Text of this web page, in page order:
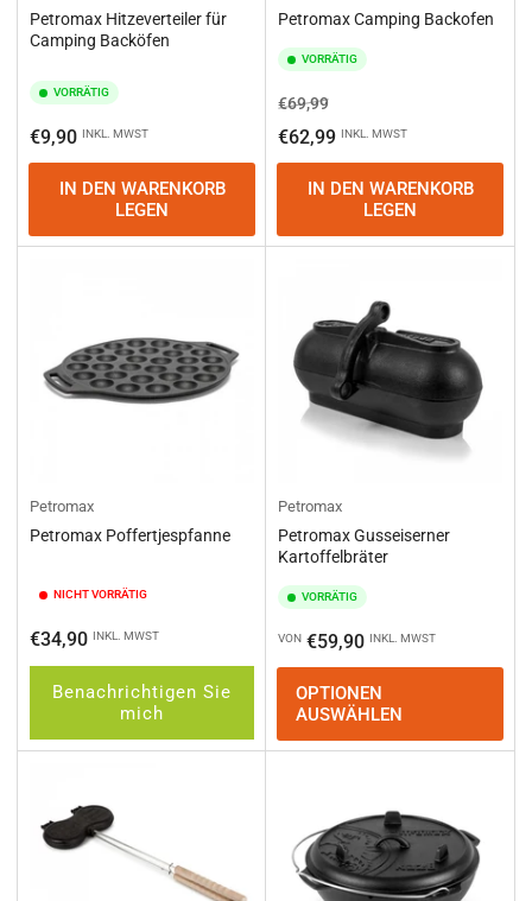
Petromax Hitzeverteiler für
Camping Backöfen
VORRÄTIG
Normaler
Preis
€9,90 INKL. MWST
IN DEN WARENKORB
LEGEN
Petromax Camping Backofen
VORRÄTIG
Normaler
Preis
€69,99Ausverkaufspreis
€62,99 INKL. MWST
IN DEN WARENKORB
LEGEN
Petromax
Petromax Poffertjespfanne
NICHT VORRÄTIG
Normaler
Preis
€34,90 INKL. MWST
Benachrichtigen Sie
mich
Petromax
Petromax Gusseiserner
Kartoffelbräter
VORRÄTIG
Normaler
Preis
VON €59,90 INKL. MWST
OPTIONEN
AUSWÄHLEN